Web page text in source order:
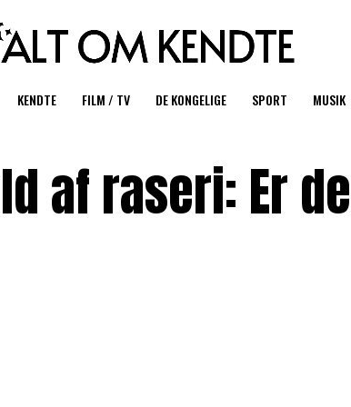
KENDTE FILM / TV DE KONGELIGE SPORT MUSIK
af raseri: Er